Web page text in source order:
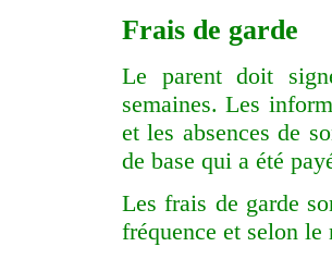
Frais de garde
Le parent doit
semaines. Les
et les absences de
de base qui a été
Les frais de garde
fréquence et selon le